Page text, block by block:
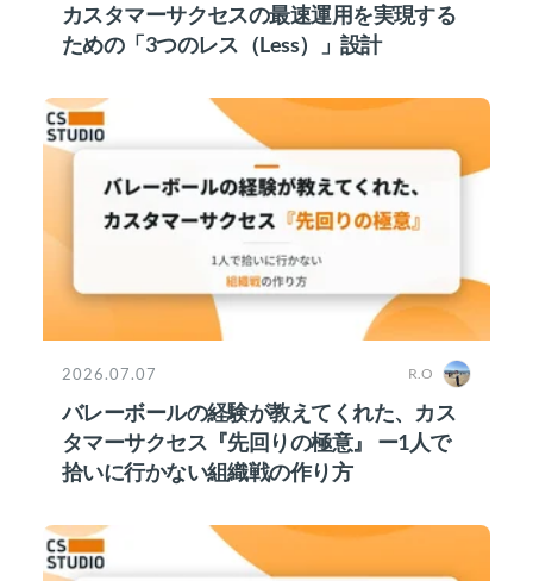
カスタマーサクセスの最速運用を実現する
ための「3つのレス（Less）」設計
2026.07.07 R.O
バレーボールの経験が教えてくれた、カス
タマーサクセス『先回りの極意』 ー1人で
拾いに行かない組織戦の作り方